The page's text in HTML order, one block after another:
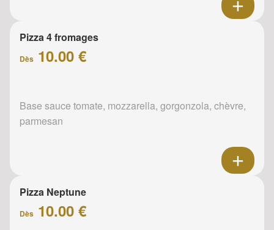
Pizza 4 fromages
Dès 10.00 €
Base sauce tomate, mozzarella, gorgonzola, chèvre,
parmesan
Pizza Neptune
Dès 10.00 €